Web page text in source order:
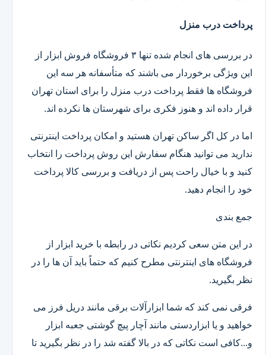
پرداخت درب منزل
در بررسی های انجام شده تنها ۳ فروشگاه فروش ابزار از
این ویژگی برخوردار می باشند که متأسفانه هر سه این
فروشگاه ها فقط پرداخت درب منزل را برای استان تهران
قرار داده اند و هنوز فکری برای شهرستان ها نکرده اند.
اما در کل اگر ساکن تهران هستید و امکان پرداخت اینترنتی
ندارید می توانید هنگام سفارش این روش پرداخت را انتخاب
کنید و با خیال راحت پس از دریافت و بررسی کالا پرداخت
خود را انجام دهید.
جمع بندی
در این متن سعی کردیم نکاتی در رابطه با خرید ابزار از
فروشگاه های اینترنتی مطرح کنیم که حتماً باید آن ها را در
نظر بگیرید.
فرقی نمی کند که شما ابزارآلات برقی مانند دریل فرز می
خواهید و یا ابزاردستی مانند آچار پیچ گوشتی جعبه ابزار
و...کافی است نکاتی که در بالا گفته شد را در نظر بگیرید تا